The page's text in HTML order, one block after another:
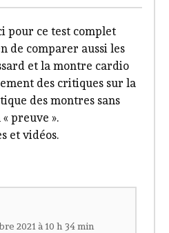
pour ce test complet
de comparer aussi les
et la montre cardio
des critiques sur la
des montres sans
« preuve ».
et vidéos.
2021 à 10 h 34 min